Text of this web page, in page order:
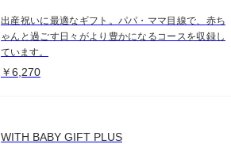
出産祝いに最適なギフト。パパ・ママ目線で、赤ち
ゃんと過ごす日々がより豊かになるコースを収録し
ています。
￥6,270
WITH BABY GIFT PLUS